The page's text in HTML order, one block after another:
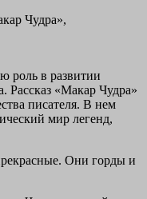
Чудра»,
роль в развитии
Рассказ «Макар Чудра»
писателя. В нем
мир легенд,
Они горды и